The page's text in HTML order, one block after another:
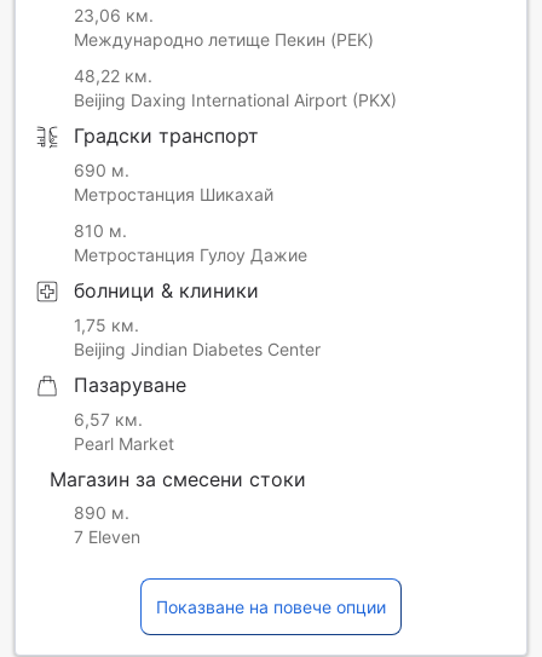
23,06 км.
Международно летище Пекин (PEK)
48,22 км.
Beijing Daxing International Airport (PKX)
Градски транспорт
690 м.
Метростанция Шикахай
810 м.
Метростанция Гулоу Дажие
болници & клиники
1,75 км.
Beijing Jindian Diabetes Center
Пазаруване
6,57 км.
Pearl Market
Магазин за смесени стоки
890 м.
7 Eleven
Показване на повече опции